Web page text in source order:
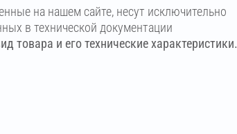
на нашем сайте, несут исключительно
в технической документации
товара и его технические характеристики.